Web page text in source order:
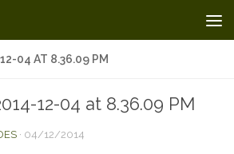
04 AT 8.36.09 PM
12-04 at 8.36.09 PM
· 04/12/2014